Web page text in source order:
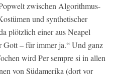
zwischen Algorithmus-
und synthetischer
plötzlich einer aus Neapel
Gott – für immer ja.“ Und ganz
wird Per sempre si in allen
von Südamerika (dort vor